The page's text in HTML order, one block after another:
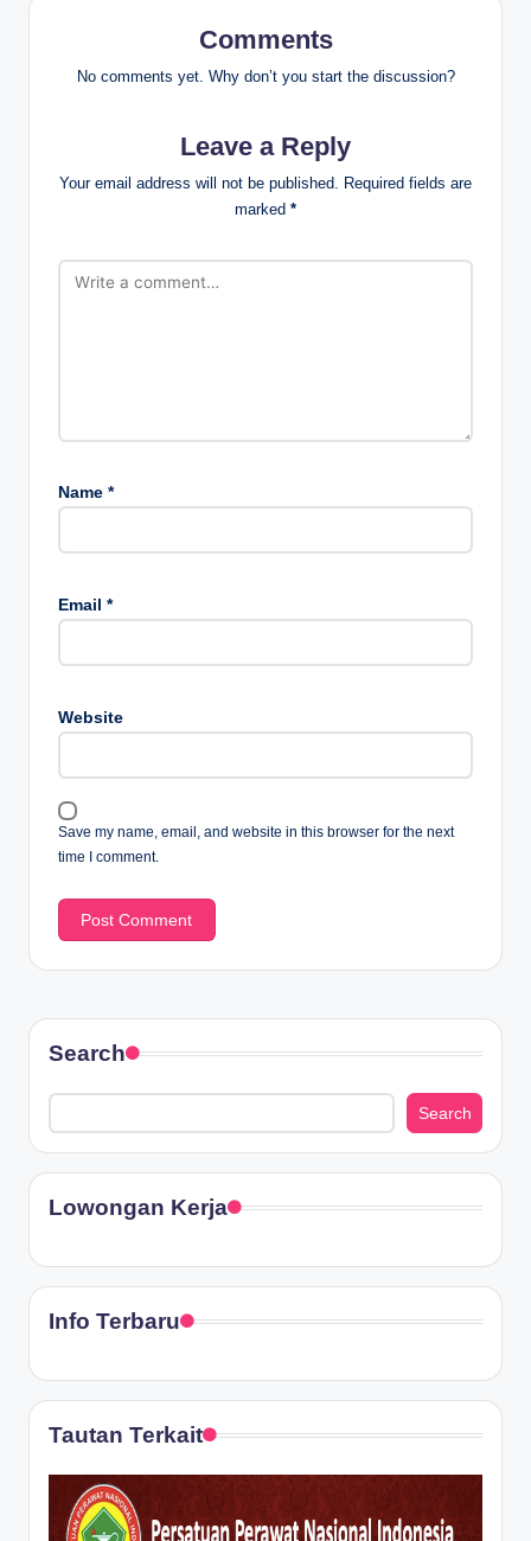
Comments
No comments yet. Why don’t you start the discussion?
Leave a Reply
Your email address will not be published. Required fields are
marked *
Name *
Email *
Website
Save my name, email, and website in this browser for the next
time I comment.
Search
Search
Lowongan Kerja
Info Terbaru
Tautan Terkait